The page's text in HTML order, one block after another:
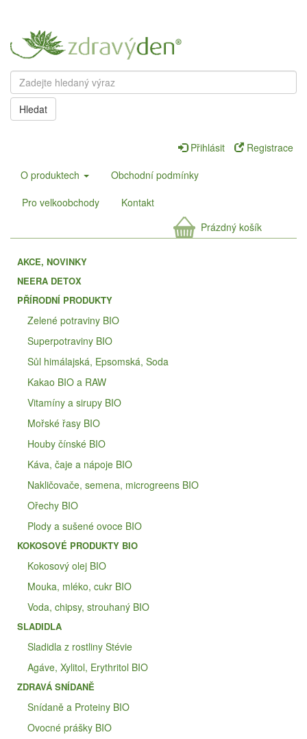
Hledat
Přihlásit
Registrace
O produktech
Obchodní podmínky
Pro velkoobchody
Kontakt
Prázdný košík
AKCE, NOVINKY
NEERA DETOX
PŘÍRODNÍ PRODUKTY
Zelené potraviny BIO
Superpotraviny BIO
Sůl himálajská, Epsomská, Soda
Kakao BIO a RAW
Vitamíny a sirupy BIO
Mořské řasy BIO
Houby čínské BIO
Káva, čaje a nápoje BIO
Nakličovače, semena, microgreens BIO
Ořechy BIO
Plody a sušené ovoce BIO
KOKOSOVÉ PRODUKTY BIO
Kokosový olej BIO
Mouka, mléko, cukr BIO
Voda, chipsy, strouhaný BIO
SLADIDLA
Sladidla z rostliny Stévie
Agáve, Xylitol, Erythritol BIO
ZDRAVÁ SNÍDANĚ
Snídaně a Proteiny BIO
Ovocné prášky BIO